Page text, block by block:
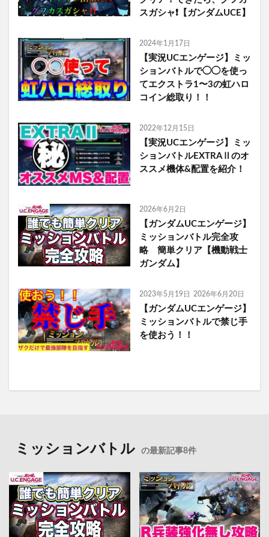
スガシャ❗️【ガンダムUCE】
2024年1月17日
【実況UCエンゲージ】ミッ
ションバトルで◯◯を使っ
てエクストラ1〜3の虹ハロ
コイン総取り！！
2022年12月15日
【実況UCエンゲージ】ミッ
ションバトルEXTRAⅡのオ
ススメ機体&配置を紹介！
2026年6月2日
【ガンダムUCエンゲージ】
ミッションバトル完全攻
略 簡単クリア【機動戦士
ガンダム】
2023年5月19日 2026年6月20日
【ガンダムUCエンゲージ】
ミッションバトルで禁じ手
を使おう！！
ミッションバトル の最新記事8件